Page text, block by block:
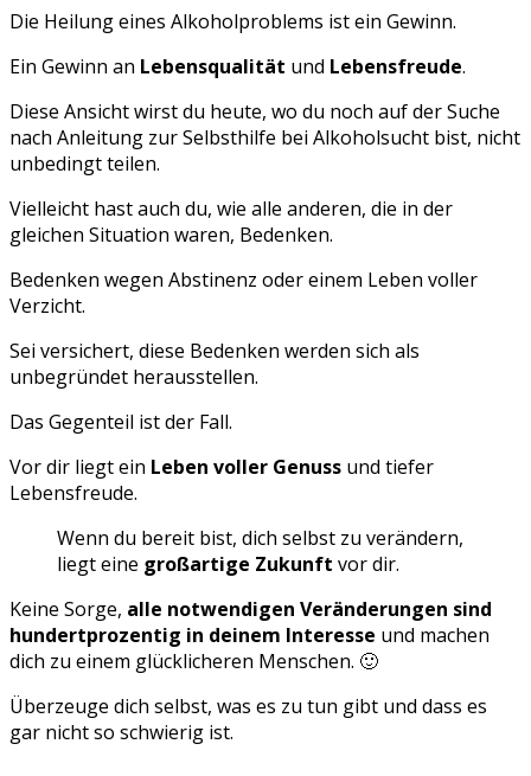
Die Heilung eines Alkoholproblems ist ein Gewinn.
Ein Gewinn an Lebensqualität und Lebensfreude.
Diese Ansicht wirst du heute, wo du noch auf der Suche
nach Anleitung zur Selbsthilfe bei Alkoholsucht bist, nicht
unbedingt teilen.
Vielleicht hast auch du, wie alle anderen, die in der
gleichen Situation waren, Bedenken.
Bedenken wegen Abstinenz oder einem Leben voller
Verzicht.
Sei versichert, diese Bedenken werden sich als
unbegründet herausstellen.
Das Gegenteil ist der Fall.
Vor dir liegt ein Leben voller Genuss und tiefer
Lebensfreude.
Wenn du bereit bist, dich selbst zu verändern,
liegt eine großartige Zukunft vor dir.
Keine Sorge, alle notwendigen Veränderungen sind
hundertprozentig in deinem Interesse und machen
dich zu einem glücklicheren Menschen. 🙂
Überzeuge dich selbst, was es zu tun gibt und dass es
gar nicht so schwierig ist.